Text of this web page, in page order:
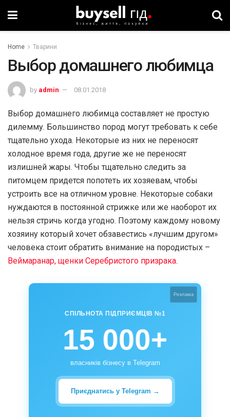
Home Тварини
Выбор домашнего любимца
by admin 08.01.2018
Выбор домашнего любимца составляет не простую
дилемму. Большинство пород могут требовать к себе
тщательно ухода. Некоторые из них не переносят
холодное время года, другие же не переносят
излишней жары. Чтобы тщательно следить за
питомцем придется попотеть их хозяевам, чтобы
устроить все на отличном уровне. Некоторые собаки
нуждаются в постоянной стрижке или же наоборот их
нельзя стричь когда угодно. Поэтому каждому новому
хозяину который хочет обзавестись «лучшим другом»
человека стоит обратить внимание на породистых –
Веймаранар, щенки Серебристого призрака.
Реклама
СПІЛЬНОТА ПІДПРИЄМЦІВ №1
15 000+
власників бізнесу в Telegram
Приєднатись у Telegram →